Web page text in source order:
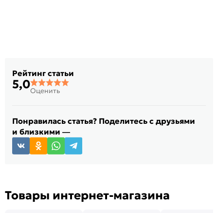
Рейтинг статьи
5,0Оценить
Понравилась статья? Поделитесь с друзьями
и близкими —
Товары интернет-магазина